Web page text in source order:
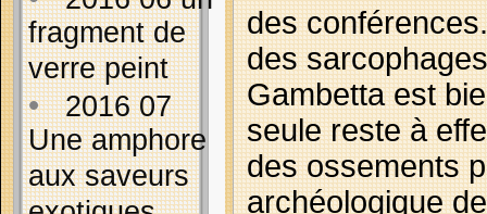
fragment de
verre peint
•2016 07
Une amphore
aux saveurs
des
des
Gambetta est
seule reste à
des ossements
archéologique